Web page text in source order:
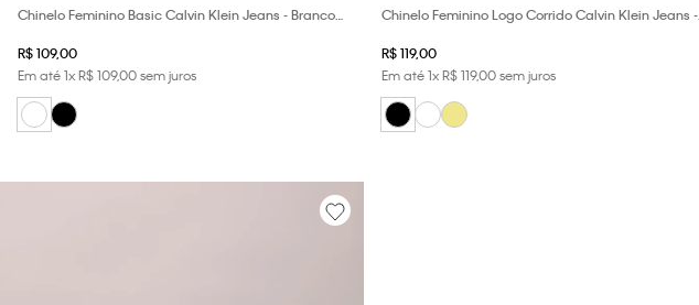
Chinelo Feminino Basic Calvin Klein Jeans - Branco
R$109,00
Em até1xR$109,00sem juros
Chinelo Feminino Logo Corrido Calvin Klein Jeans -
R$ 119,00
Em até1xR$ 119,00sem juros